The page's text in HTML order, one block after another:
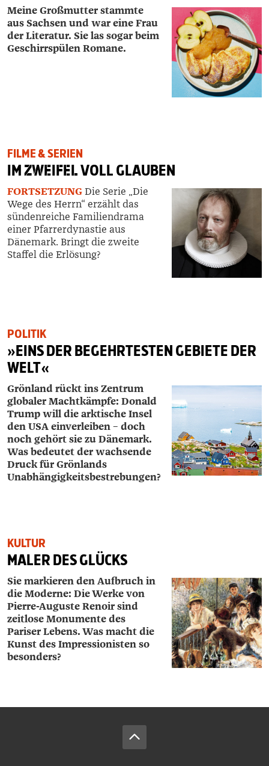
Meine Großmutter stammte
aus Sachsen und war eine Frau
der Literatur. Sie las sogar beim
Geschirrspülen Romane.
FILME & SERIEN
IMZWEIFELVOLL GLAUBEN
FORTSETZUNGDie Serie „Die
Wege des Herrn“ erzählt das
sündenreiche Familiendrama
einer Pfarrerdynastie aus
Dänemark. Bringt die zweite
Staffel die Erlösung?
POLITIK
»EINS DER BEGEHRTESTEN GEBIETE DER
WELT«
Grönland rückt ins Zentrum
globaler Machtkämpfe: Donald
Trump will die arktische Insel
den USA einverleiben – doch
noch gehört sie zu Dänemark.
Was bedeutet der wachsende
Druck für Grönlands
Unabhängigkeitsbestrebungen?
KULTUR
MALER DES GLÜCKS
Sie markieren den Aufbruch in
die Moderne: Die Werke von
Pierre-Auguste Renoir sind
zeitlose Monumente des
Pariser Lebens. Was macht die
Kunst des Impressionisten so
besonders?